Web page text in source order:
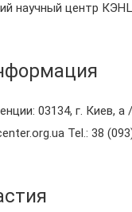
научный центр
03134, г. Киев, а
Tel.: 38